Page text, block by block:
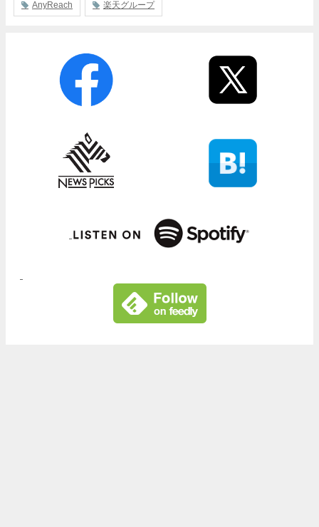
AnyReach 楽天グループ